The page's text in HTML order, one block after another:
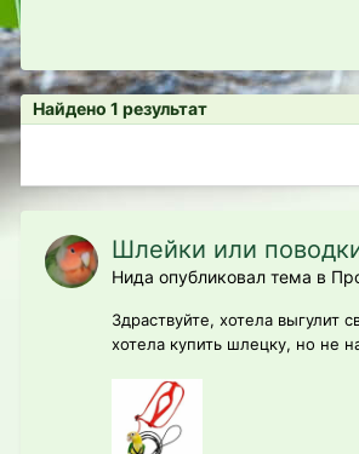
Найдено 1 результат
Шлейки или
Нида опубликовал тема в
Здраствуйте, хотела
хотела купить шлецку, но не